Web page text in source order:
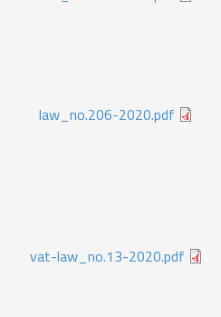
law_no.206-2020.pdf
vat-law_no.13-2020.pdf